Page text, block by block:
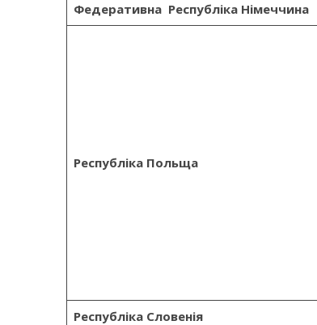
Федеративна Республіка Німеччина
Республіка Польща
Республіка Словенія